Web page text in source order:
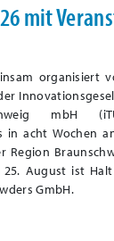
mit
organisiert
mbH
in acht Wochen
Region
25. August ist
GmbH.